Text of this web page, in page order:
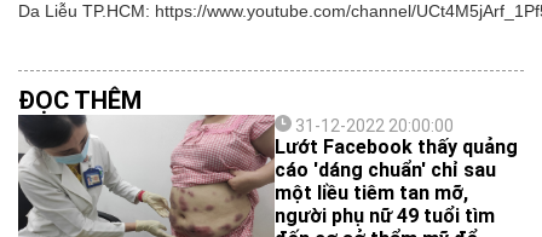
Da Liễu TP.HCM: https://www.youtube.com/channel/
ĐỌC THÊM
31-12-2022 20:00:00
Lướt Facebook thấy quảng
cáo 'dáng chuẩn' chỉ sau
một liều tiêm tan mỡ,
người phụ nữ 49 tuổi tìm